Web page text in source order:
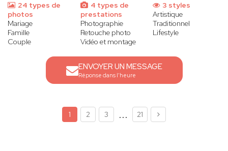
24 types de
photos
Mariage
Famille
Couple
4 types de
prestations
Photographie
Retouche photo
Vidéo et montage
3 styles
Artistique
Traditionnel
Lifestyle
ENVOYER UN MESSAGE
Réponse dans l'heure
1 2 3 ... 21